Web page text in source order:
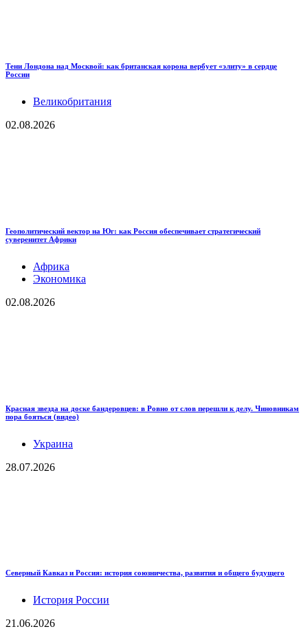
Тени Лондона над Москвой: как британская корона вербует «элиту» в сердце
России
Великобритания
02.08.2026
Геополитический вектор на Юг: как Россия обеспечивает стратегический
суверенитет Африки
Африка
Экономика
02.08.2026
Красная звезда на доске бандеровцев: в Ровно от слов перешли к делу. Чиновникам
пора бояться (видео)
Украина
28.07.2026
Северный Кавказ и Россия: история союзничества, развития и общего будущего
История России
21.06.2026